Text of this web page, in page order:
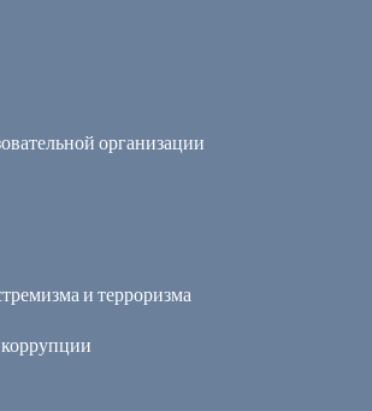
организации
и терроризма